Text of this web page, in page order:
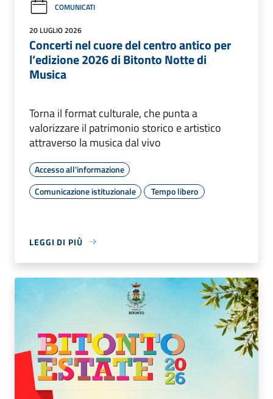
COMUNICATI
20 LUGLIO 2026
Concerti nel cuore del centro antico per
l’edizione 2026 di Bitonto Notte di
Musica
Torna il format culturale, che punta a
valorizzare il patrimonio storico e artistico
attraverso la musica dal vivo
Accesso all'informazione
Comunicazione istituzionale
Tempo libero
LEGGI DI PIÙ